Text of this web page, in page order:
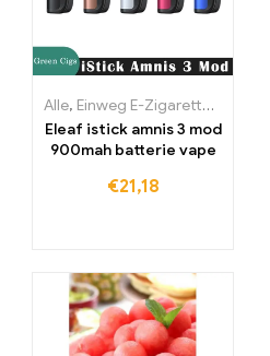
Einweg-E-Zigaretten Litauen,Einweg-
Alle, Einweg E-Zigaretten
Eleaf istick amnis 3 mod
900mah batterie vape
€21,18